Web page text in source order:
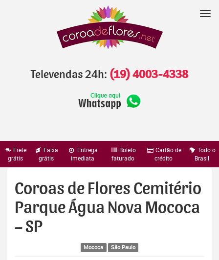
Televendas 24h: (19) 4003-4338
Frete
grátis
Faixa
grátis
Entrega
imediata
Boleto
faturado
Cartão de
crédito
Todo o
Brasil
Coroas de Flores Cemitério
Parque Água Nova Mococa
– SP
Mococa São Paulo